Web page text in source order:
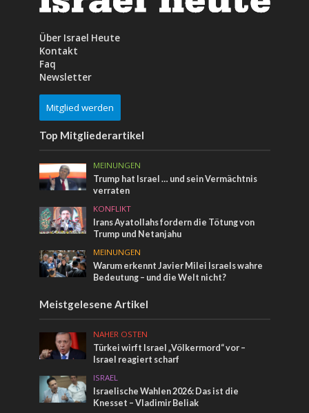
Über Israel Heute
Kontakt
Faq
Newsletter
Mitglied werden
Top Mitgliederartikel
MEINUNGEN
Trump hat Israel … und sein Vermächtnis
verraten
KONFLIKT
Irans Ayatollahs fordern die Tötung von
Trump und Netanjahu
MEINUNGEN
Warum erkennt Javier Milei Israels wahre
Bedeutung – und die Welt nicht?
Meistgelesene Artikel
NAHER OSTEN
Türkei wirft Israel „Völkermord“ vor –
Israel reagiert scharf
ISRAEL
Israelische Wahlen 2026: Das ist die
Knesset – Vladimir Beliak